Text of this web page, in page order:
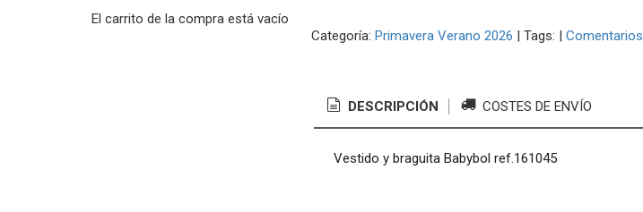
El carrito de la compra está vacío
Categoría: Primavera Verano 2026 | Tags: | Comentarios
DESCRIPCIÓN COSTES DE ENVÍO
Vestido y braguita Babybol ref.161045